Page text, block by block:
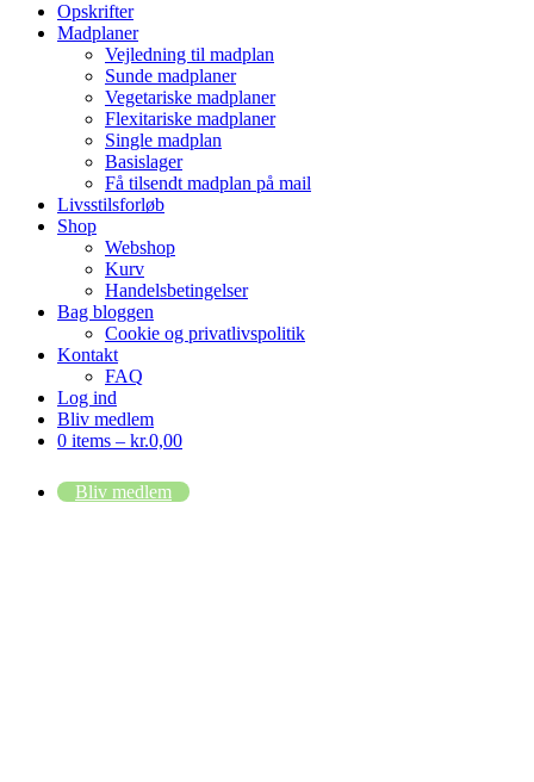
Opskrifter
Madplaner
Vejledning til madplan
Sunde madplaner
Vegetariske madplaner
Flexitariske madplaner
Single madplan
Basislager
Få tilsendt madplan på mail
Livsstilsforløb
Shop
Webshop
Kurv
Handelsbetingelser
Bag bloggen
Cookie og privatlivspolitik
Kontakt
FAQ
Log ind
Bliv medlem
0 items – kr.0,00
Bliv medlem